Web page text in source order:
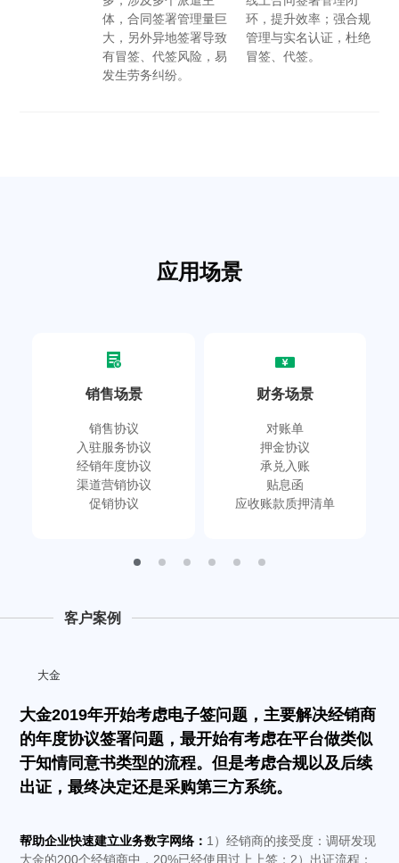
体，合同签署管理量巨
大，另外异地签署导致
有冒签、代签风险，易
发生劳务纠纷。
环，提升效率；强合规
管理与实名认证，杜绝
冒签、代签。
应用场景
销售场景
销售协议
入驻服务协议
经销年度协议
渠道营销协议
促销协议
财务场景
对账单
押金协议
承兑入账
贴息函
应收账款质押清单
客户案例
大金
大金2019年开始考虑电子签问题，主要解决经销商
的年度协议签署问题，最开始有考虑在平台做类似
于知情同意书类型的流程。但是考虑合规以及后续
出证，最终决定还是采购第三方系统。
帮助企业快速建立业务数字网络： 1）经销商的接受度：调研发现
大金的200个经销商中，20%已经使用过上上签；2）出证流程：